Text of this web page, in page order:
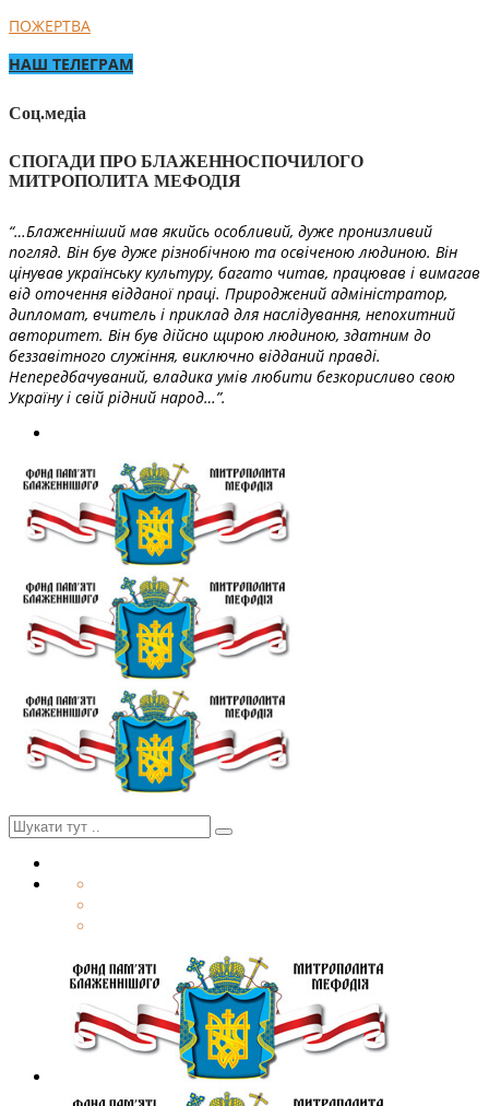
ПОЖЕРТВА
НАШ ТЕЛЕГРАМ
Соц.медіа
СПОГАДИ ПРО БЛАЖЕННОСПОЧИЛОГО
МИТРОПОЛИТА МЕФОДІЯ
“…Блаженніший мав якийсь особливий, дуже пронизливий
погляд. Він був дуже різнобічною та освіченою людиною. Він
цінував українську культуру, багато читав, працював і вимагав
від оточення відданої праці. Природжений адміністратор,
дипломат, вчитель і приклад для наслідування, непохитний
авторитет. Він був дійсно щирою людиною, здатним до
беззавітного служіння, виключно відданий правді.
Непередбачуваний, владика умів любити безкорисливо свою
Україну і свій рідний народ…”.